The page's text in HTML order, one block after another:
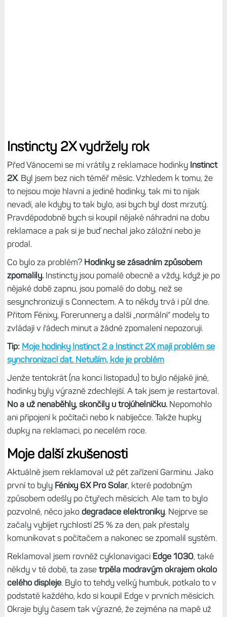
Instincty 2X vydržely rok
Před Vánocemi se mi vrátily z reklamace hodinky Instinct
2X. Byl jsem bez nich téměř měsíc. Vzhledem k tomu, že
to nejsou moje hlavní a jediné hodinky, tak mi to nijak
nevadí, ale kdyby to tak bylo, asi bych byl dost mrzutý.
Pravděpodobně bych si koupil nějaké náhradní na dobu
reklamace a pak si je buď nechal jako záložní nebo je
prodal.
Co bylo za problém? Hodinky se zásadním způsobem
zpomalily.Instincty jsou pomalé obecně a vždy, když je po
nějaké době zapnu, jsou pomalé do doby, než se
sesynchronizují s Connectem. A to někdy trvá i půl dne.
Přitom Fénixy, Forerunnery a další „normální“ modely to
zvládají v řádech minut a žádné zpomalení nepozoruji.
Tip: Moje hodinky Instinct 2 a Instinct 2X mají problém se
synchronizací dat. Netuším, kde je problém
Jenže tentokrát (na konci listopadu) to bylo nějaké jiné,
hodinky byly výrazně zdechlejší. A tak jsem je restartoval.
No a už nenaběhly, skončily u trojúhelníčku.Nepomohlo
ani připojení k počítači nebo k nabíječce. Takže hupky
dupky na reklamaci, po necelém roce.
Moje další zkušenosti
Aktuálně jsem reklamoval už pět zařízení Garminu. Jako
první to byly Fénixy 6X Pro Solar, které podobným
způsobem odešly po čtyřech měsících. Ale tam to bylo
pozvolné, něco jako degradace elektroniky. Nejprve se
začaly vybíjet rychlostí 25 % za den, pak přestaly
komunikovat s počítačem a nakonec se zpomalil systém.
Reklamoval jsem rovněž cyklonavigaci Edge 1030, také
někdy v té době, ta zase trpěla modravým okrajem okolo
celého displeje. Bylo to tehdy velký humbuk, potkalo to v
podstatě každého, kdo si koupil Edge v prvních měsících.
Okraje byly časem tak výrazné, že zejména na mapě už